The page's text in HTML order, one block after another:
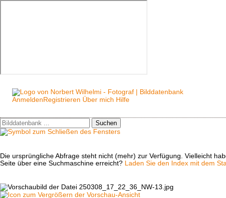
Anmelden Registrieren Über mich Hilfe
Suchen
Die ursprüngliche Abfrage steht nicht (mehr) zur Verfügung. Vielleicht
Seite über eine Suchmaschine erreicht? Laden Sie den Index mit dem